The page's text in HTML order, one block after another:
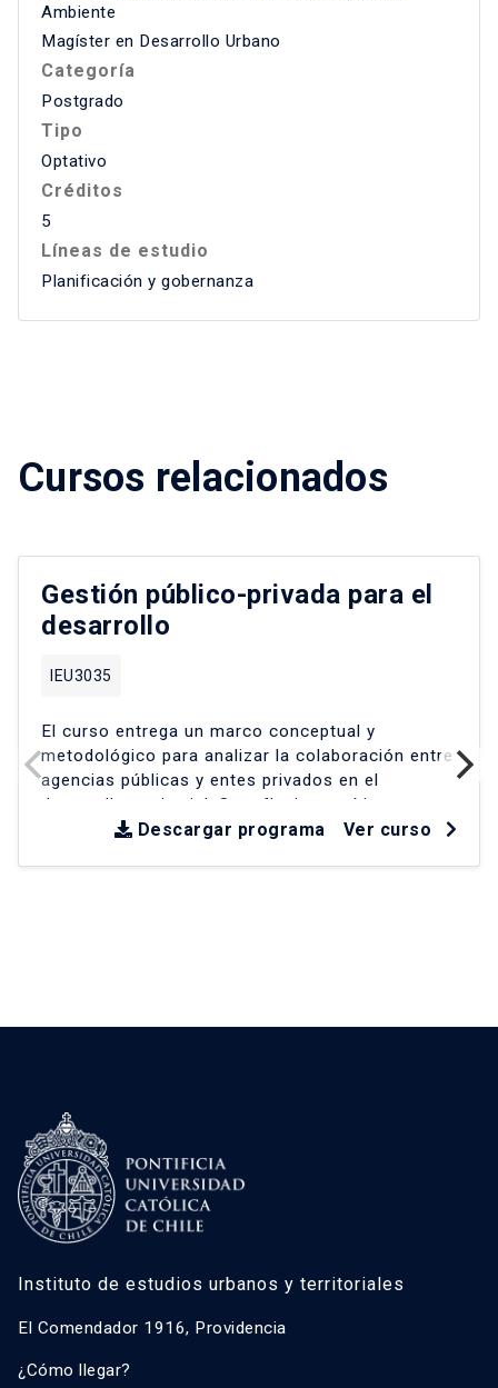
Ambiente
Magíster en Desarrollo Urbano
Categoría
Postgrado
Tipo
Optativo
Créditos
5
Líneas de estudio
Planificación y gobernanza
Cursos relacionados
Gestión público-privada para el
desarrollo
IEU3035
El curso entrega un marco conceptual y
metodológico para analizar la colaboración entre
agencias públicas y entes privados en el
desarrollo territorial
Se reflexiona críticamente
sobre experiencias en América Latina y Chile
Ver curso
Descargar programa
Instituto de estudios urbanos y territoriales
El Comendador 1916, Providencia
¿Cómo llegar?